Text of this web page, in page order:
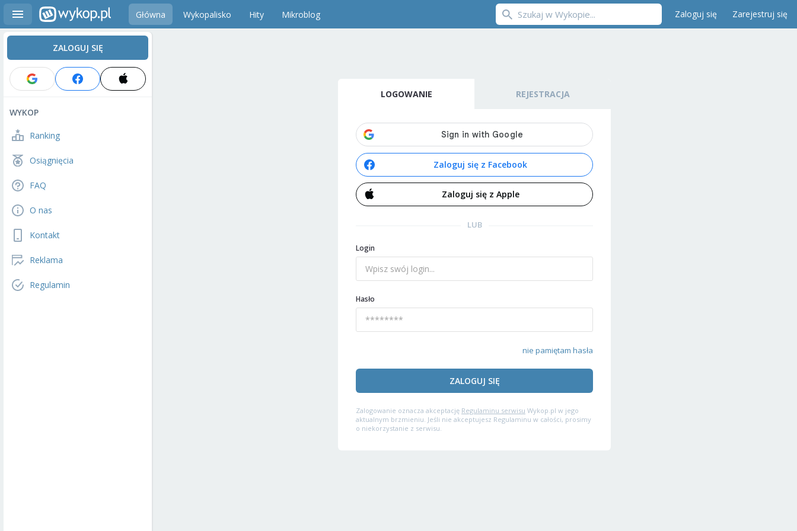
Główna Wykopalisko Hity Mikroblog Zaloguj się Zarejestruj się
ZALOGUJ SIĘ
WYKOP
Ranking
Osiągnięcia
FAQ
O nas
Kontakt
Reklama
Regulamin
LOGOWANIE REJESTRACJA
Zaloguj się z Facebook
Zaloguj się z Apple
LUB
Login
Hasło
nie pamiętam hasła
ZALOGUJ SIĘ
Zalogowanie oznacza akceptację Regulaminu serwisu Wykop.pl w jego
aktualnym brzmieniu. Jeśli nie akceptujesz Regulaminu w całości, prosimy
o niekorzystanie z serwisu.